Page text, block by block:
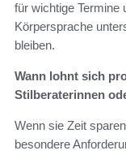
für wichtige Termine
Körpersprache
bleiben.
Wann lohnt sich
Stilberaterinnen
Wenn sie Zeit
besondere